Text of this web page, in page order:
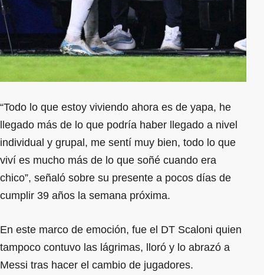
“Todo lo que estoy viviendo ahora es de yapa, he
llegado más de lo que podría haber llegado a nivel
individual y grupal, me sentí muy bien, todo lo que
viví es mucho más de lo que soñé cuando era
chico”, señaló sobre su presente a pocos días de
cumplir 39 años la semana próxima.
En este marco de emoción, fue el DT Scaloni quien
tampoco contuvo las lágrimas, lloró y lo abrazó a
Messi tras hacer el cambio de jugadores.